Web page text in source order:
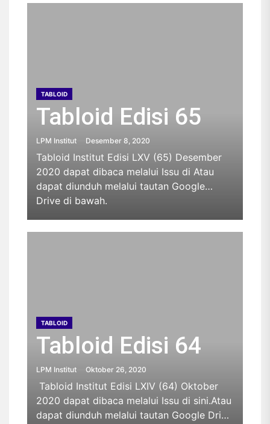
TABLOID
Tabloid Edisi 65
LPM Institut Desember 8, 2020
Tabloid Institut Edisi LXV (65) Desember
2020 dapat dibaca melalui Issu di Atau
dapat diunduh melalui tautan Google
Drive di bawah.
TABLOID
Tabloid Edisi 64
LPM Institut Oktober 26, 2020
Tabloid Institut Edisi LXIV (64) Oktober
2020 dapat dibaca melalui Issu di sini.Atau
dapat diunduh melalui tautan Google Drive